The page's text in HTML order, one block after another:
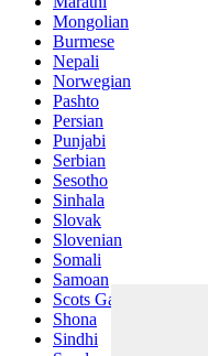
Mongolian
Burmese
Nepali
Norwegian
Pashto
Persian
Punjabi
Serbian
Sesotho
Sinhala
Slovak
Slovenian
Somali
Samoan
Scots Gaelic
Shona
Sindhi